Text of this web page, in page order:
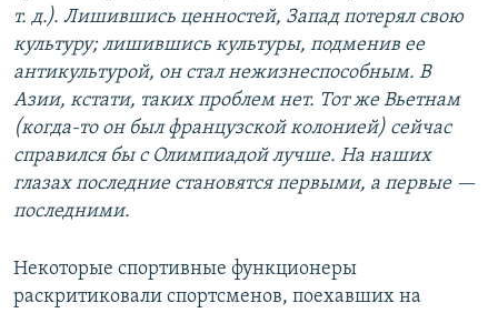
т. д.). Лишившись ценностей, Запад потерял свою
культуру; лишившись культуры, подменив ее
антикультурой, он стал нежизнеспособным. В
Азии, кстати, таких проблем нет. Тот же Вьетнам
(когда-то он был французской колонией) сейчас
справился бы с Олимпиадой лучше. На наших
глазах последние становятся первыми, а первые —
последними.
Некоторые спортивные функционеры
раскритиковали спортсменов, поехавших на